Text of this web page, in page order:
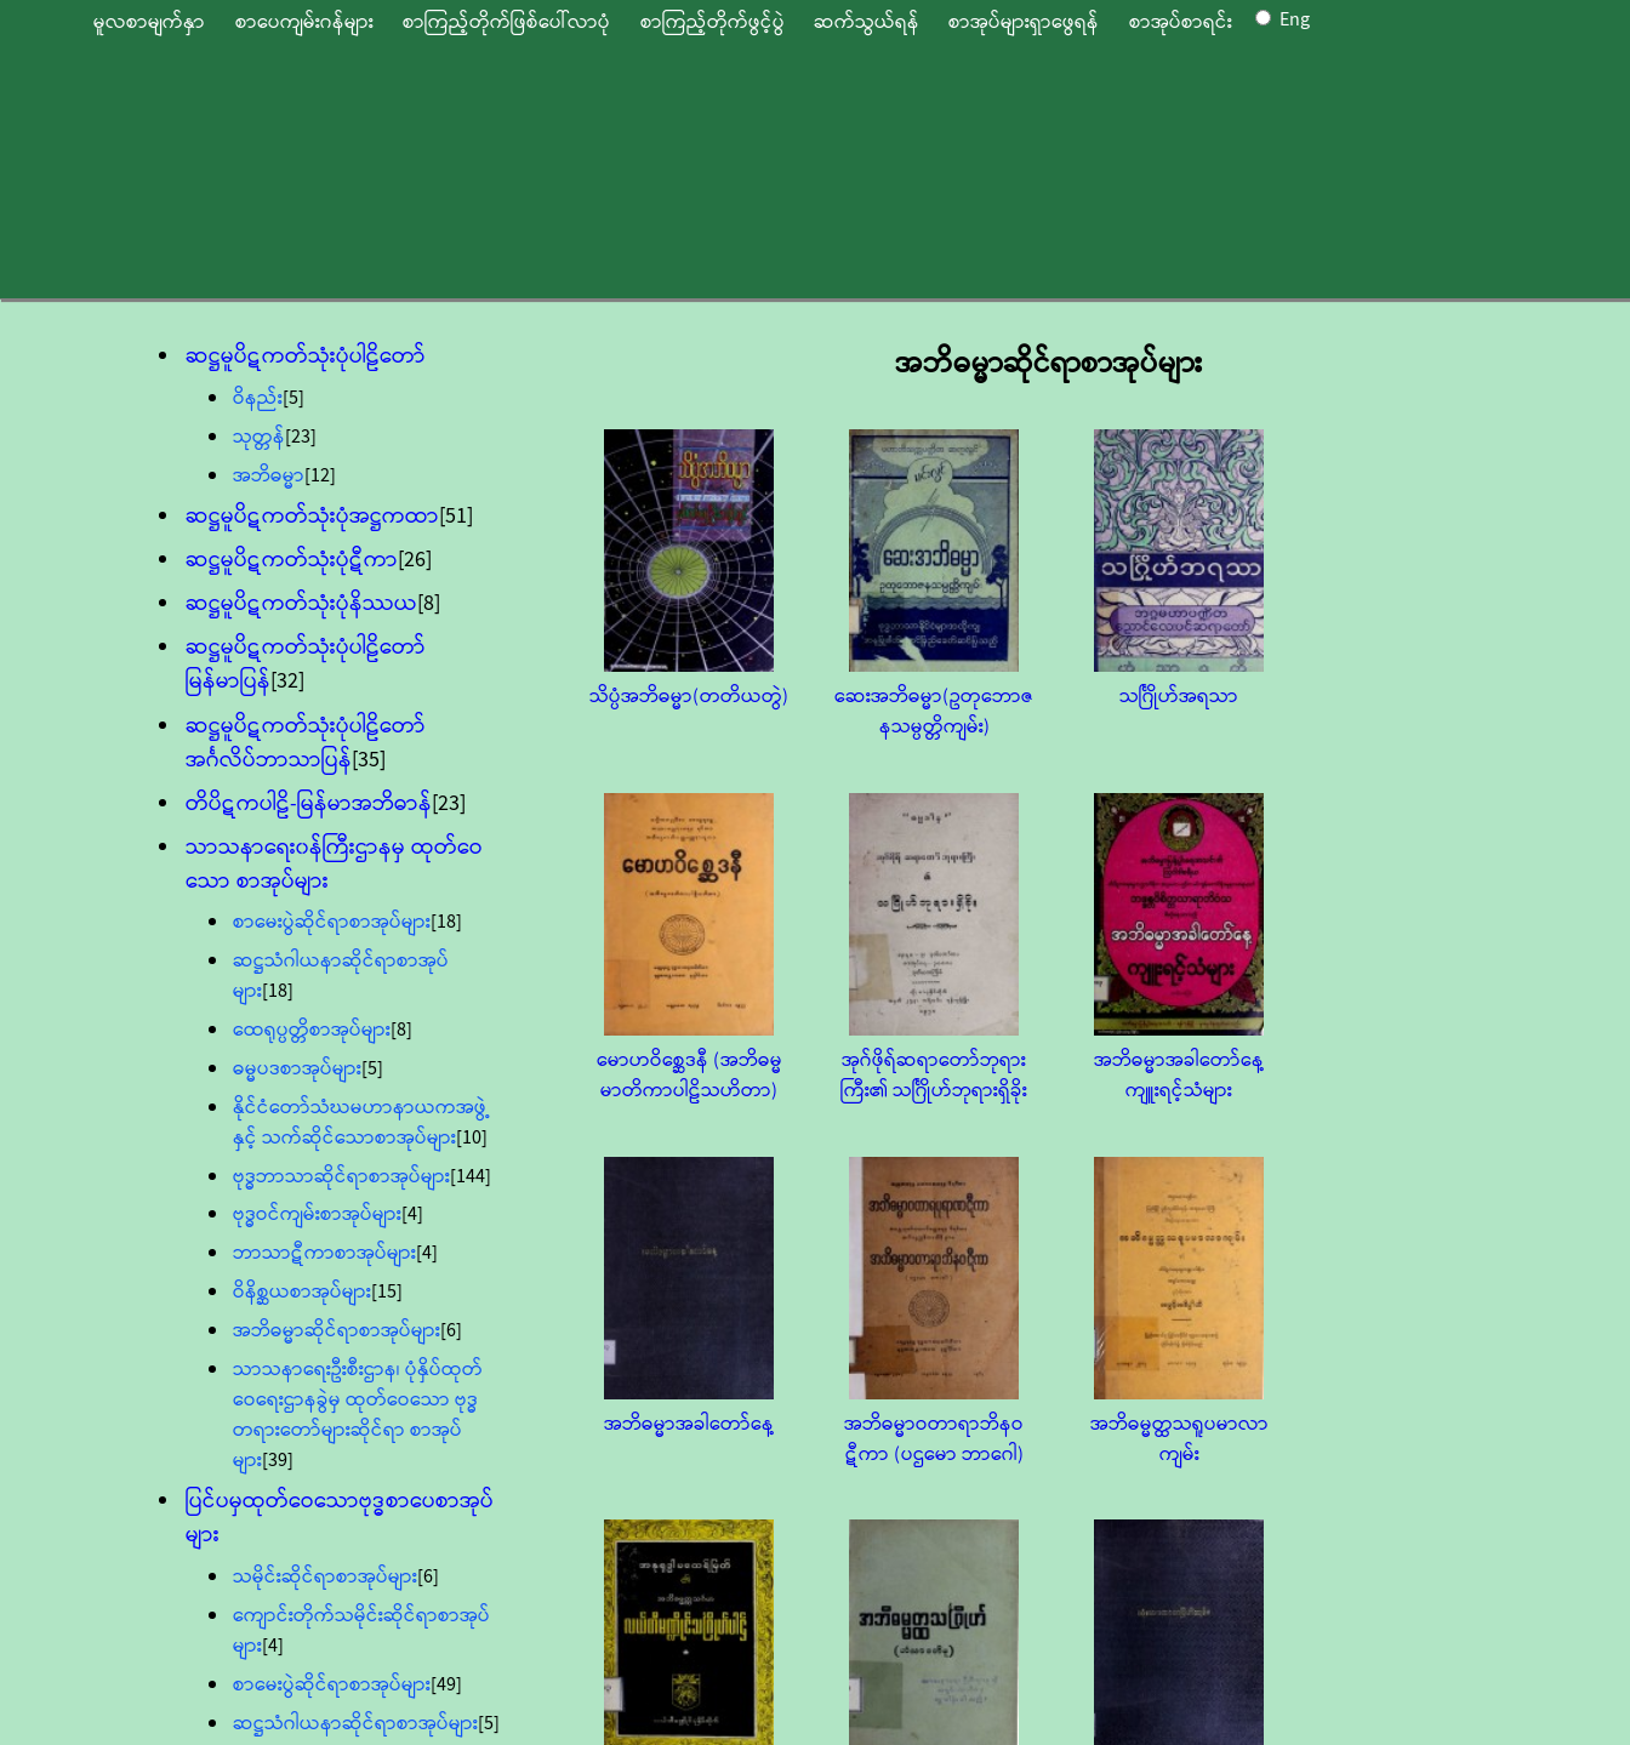
မူလစာမျက်နှာ စာပေကျမ်းဂန်များ စာကြည့်တိုက်ဖြစ်ပေါ်လာပုံ စာကြည့်တိုက်ဖွင့်ပွဲ ဆက်သွယ်ရန် စာအုပ်များရှာဖွေရန် စာအုပ်စာရင်း Eng
ဆဋ္ဌမူပိဋကတ်သုံးပုံပါဠိတော်
ဝိနည်း[5]
သုတ္တန်[23]
အဘိဓမ္မာ[12]
ဆဋ္ဌမူပိဋကတ်သုံးပုံအဋ္ဌကထာ[51]
ဆဋ္ဌမူပိဋကတ်သုံးပုံဋီကာ[26]
ဆဋ္ဌမူပိဋကတ်သုံးပုံနိဿယ[8]
ဆဋ္ဌမူပိဋကတ်သုံးပုံပါဠိတော်
မြန်မာပြန်[32]
ဆဋ္ဌမူပိဋကတ်သုံးပုံပါဠိတော်
အင်္ဂလိပ်ဘာသာပြန်[35]
တိပိဋကပါဠိ-မြန်မာအဘိဓာန်[23]
သာသနာရေး၀န်ကြီးဌာနမှ ထုတ်ဝေ
သော စာအုပ်များ
စာမေးပွဲဆိုင်ရာစာအုပ်များ[18]
ဆဋ္ဌသံဂါယနာဆိုင်ရာစာအုပ်
များ[18]
ထေရုပ္ပတ္တိစာအုပ်များ[8]
ဓမ္မပဒစာအုပ်များ[5]
နိုင်ငံတော်သံဃမဟာနာယကအဖွဲ့
နှင့် သက်ဆိုင်သောစာအုပ်များ[10]
ဗုဒ္ဓဘာသာဆိုင်ရာစာအုပ်များ[144]
ဗုဒ္ဓဝင်ကျမ်းစာအုပ်များ[4]
ဘာသာဋီကာစာအုပ်များ[4]
ဝိနိစ္ဆယစာအုပ်များ[15]
အဘိဓမ္မာဆိုင်ရာစာအုပ်များ[6]
သာသနာရေးဦးစီးဌာန၊ ပုံနှိပ်ထုတ်
ဝေရေးဌာနခွဲမှ ထုတ်ဝေသော ဗုဒ္ဓ
တရားတော်များဆိုင်ရာ စာအုပ်
များ[39]
ပြင်ပမှထုတ်ဝေသောဗုဒ္ဓစာပေစာအုပ်
များ
သမိုင်းဆိုင်ရာစာအုပ်များ[6]
ကျောင်းတိုက်သမိုင်းဆိုင်ရာစာအုပ်
များ[4]
စာမေးပွဲဆိုင်ရာစာအုပ်များ[49]
ဆဋ္ဌသံဂါယနာဆိုင်ရာစာအုပ်များ[5]
အဘိဓမ္မာဆိုင်ရာစာအုပ်များ
သိပ္ပံအဘိဓမ္မာ(တတိယတွဲ)
ဆေးအဘိဓမ္မာ(ဥတုဘောဇ
နသမ္ပတ္တိကျမ်း)
သင်္ဂြိုဟ်အရသာ
မောဟဝိစ္ဆေဒနီ (အဘိဓမ္မ
မာတိကာပါဠိသဟိတာ)
အုဂ်ဖိုရ်ဆရာတော်ဘုရား
ကြီး၏ သင်္ဂြိုဟ်ဘုရားရှိခိုး
အဘိဓမ္မာအခါတော်နေ့
ကျူးရင့်သံများ
အဘိဓမ္မာအခါတော်နေ့
အဘိဓမ္မာဝတာရာဘိနဝ
ဋီကာ (ပဌမော ဘာဂေါ)
အဘိဓမ္မတ္ထသရူပမာလာ
ကျမ်း